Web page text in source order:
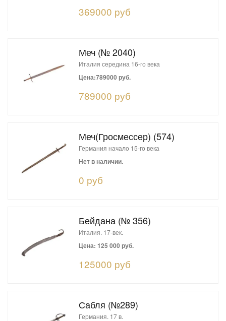
369000 руб
Меч (№ 2040)
Италия середина 16-го века
Цена:789000 руб.
789000 руб
Меч(Гросмессер) (574)
Германия начало 15-го века
Нет в наличии.
0 руб
Бейдана (№ 356)
Италия. 17-век.
Цена: 125 000 руб.
125000 руб
Сабля (№289)
Германия. 17 в.